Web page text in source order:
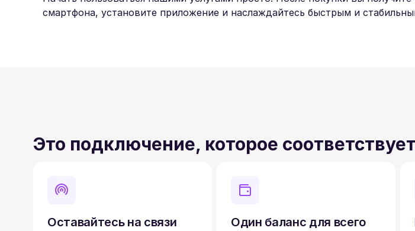
смартфона, установите приложение и наслаждайтесь быстрым и
Это подключение, которое
Оставайтесь на связи
Один баланс для всего